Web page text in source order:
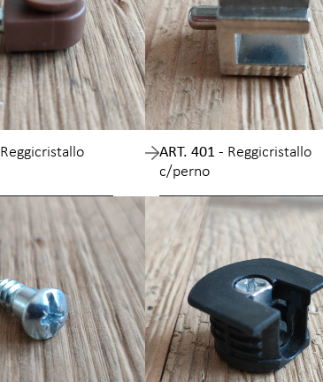
Reggicristallo
ART. 401 - Reggicristallo
c/perno